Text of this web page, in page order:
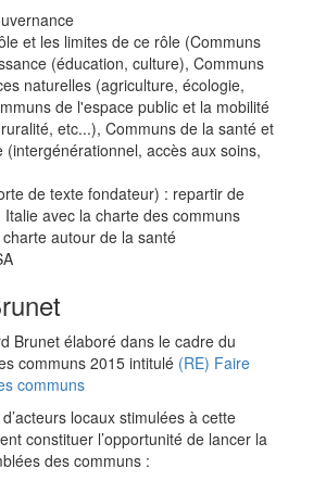
et les limites de ce rôle (Communs
(éducation, culture), Communs
naturelles (agriculture, écologie,
de l'espace public et la mobilité
etc...), Communs de la santé et
(intergénérationnel, accès aux soins,
de texte fondateur) : repartir de
Italie avec la charte des communs
autour de la santé
Brunet élaboré dans le cadre du
communs 2015 intitulé (RE) Faire
communs
locaux stimulées à cette
constituer l’opportunité de lancer la
des communs :